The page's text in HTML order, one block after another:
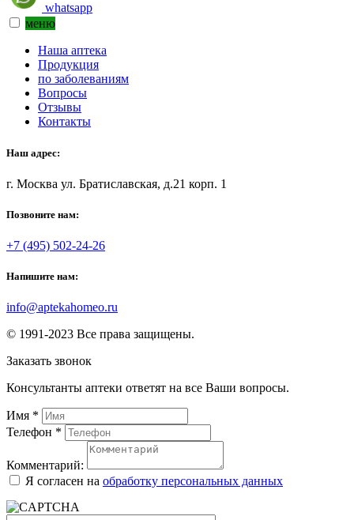
whatsapp
меню
Наша аптека
Продукция
по заболеваниям
Вопросы
Отзывы
Контакты
Наш адрес:
г. Москва ул. Братиславская, д.21 корп. 1
Позвоните нам:
+7 (495) 502-24-26
Напишите нам:
info@aptekahomeo.ru
© 1991-2023 Все права защищены.
Заказать звонок
Консультанты аптеки ответят на все Ваши вопросы.
Имя *
Телефон *
Комментарий:
Я согласен на обработку персональных данных